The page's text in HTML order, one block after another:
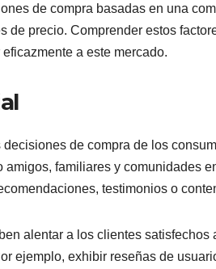
de compra basadas en una
precio. Comprender estos
a este mercado.
de compra de los
familiares y comunidades
testimonios o
alentar a los clientes satisfechos
ejemplo, exhibir reseñas de